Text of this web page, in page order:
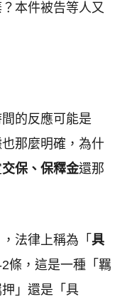
本件被告等人又
的反應可能是
也那麼明確，為什
交保、保釋金還那
，法律上稱為「 具
條，這是一種「羈
」還是「具